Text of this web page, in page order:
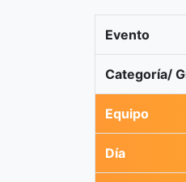
Evento
Categoría/
Equipo
Día